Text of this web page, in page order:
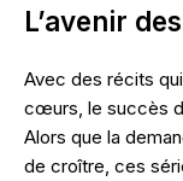
L’avenir
Avec des récits
cœurs, le succès
Alors que la
de croître, ces